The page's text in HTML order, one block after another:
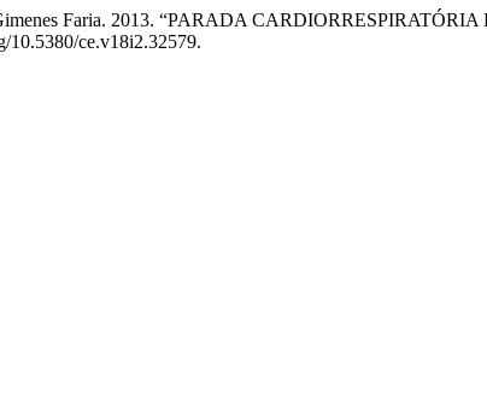
Faria. 2013. “PARADA
10.5380/ce.v18i2.32579.